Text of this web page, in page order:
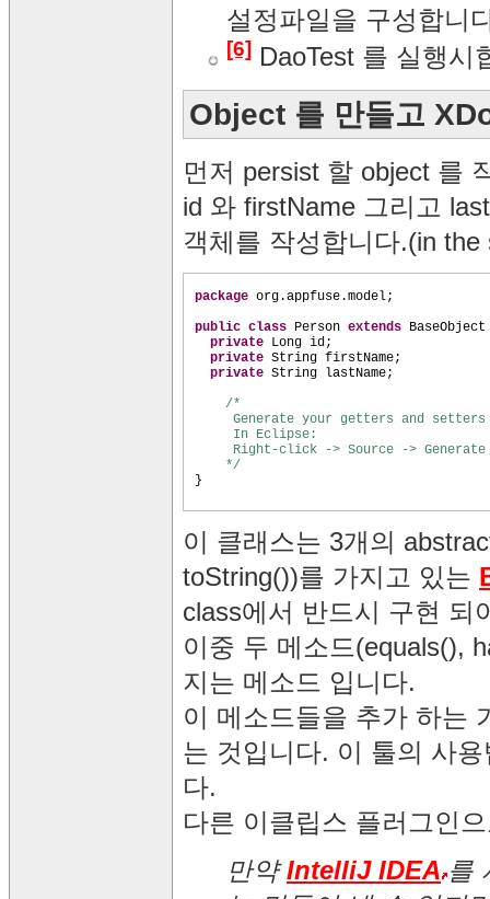
설정파일을 구성합니
[6] DaoTest 를 실행시
Object 를 만들고
먼저 persist 할 object 를
id 와 firstName 그리고
객체를 작성합니다.(in
package org.appfuse.model;
public class Person extends
private Long id;
private String firstName;
private String lastName;
/*
Generate your getters and
In Eclipse:
Right-click -> Source ->
*/
}
이 클래스는 3개의
toString())를 가지고 있는
class에서 반드시 구현 되
이중 두 메소드(equals(),
지는 메소드 입니다.
이 메소드들을 추가 하는
는 것입니다. 이 툴의 사
다.
다른 이클립스 플러그인
만약IntelliJ IDEA 를